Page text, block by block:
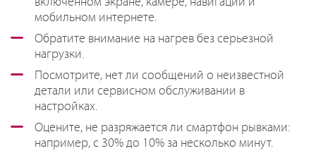
мобильном интернете.
Обратите внимание на нагрев без серьезной
нагрузки.
Посмотрите, нет ли сообщений о неизвестной
детали или сервисном обслуживании в
настройках.
Оцените, не разряжается ли смартфон рывками:
например, с 30% до 10% за несколько минут.